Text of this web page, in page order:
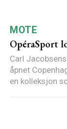
MOTE
OpéraSport
Carl
åpnet
en kolleksjon